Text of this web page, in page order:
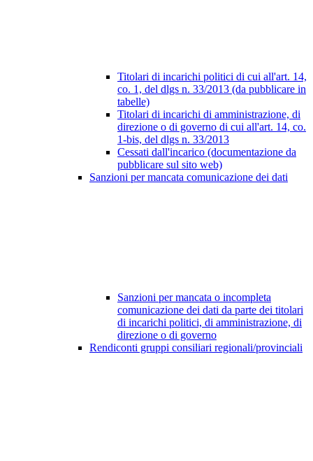
Titolari di incarichi politici di cui all'art. 14,
co. 1, del dlgs n. 33/2013 (da pubblicare in
tabelle)
Titolari di incarichi di amministrazione, di
direzione o di governo di cui all'art. 14, co.
1-bis, del dlgs n. 33/2013
Cessati dall'incarico (documentazione da
pubblicare sul sito web)
Sanzioni per mancata comunicazione dei dati
Sanzioni per mancata o incompleta
comunicazione dei dati da parte dei titolari
di incarichi politici, di amministrazione, di
direzione o di governo
Rendiconti gruppi consiliari regionali/provinciali